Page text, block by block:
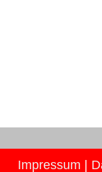
Impressum